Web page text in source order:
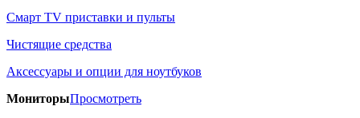
Смарт TV приставки и пульты
Чистящие средства
Аксессуары и опции для ноутбуков
МониторыПросмотреть